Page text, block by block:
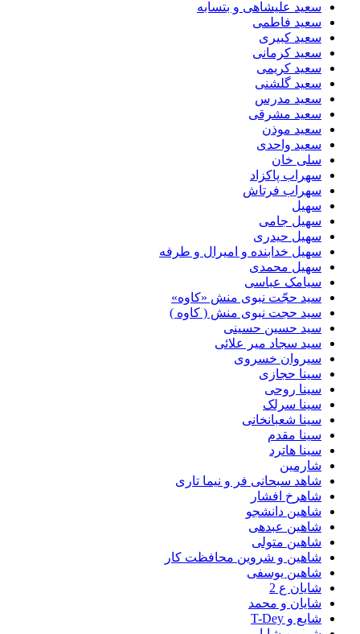
سعید علیشاهی و بتسابه
سعید فاطمی
سعید کبیری
سعید کرمانی
سعید کریمی
سعید گلشنی
سعید مدرس
سعید مشرقی
سعید موذن
سعید واحدی
سلی خان
سهراب پاکزاد
سهراب فرتاش
سهیل
سهیل جامی
سهیل حیدری
سهیل خدابنده و امیرال و طرفه
سهیل محمدی
سیامک عباسی
سید حجّت نبوی منش «کاوه»
سید حجت نبوی منش ( کاوه )
سید حسین حسینى
سید سجاد میر علائی
سیروان خسروی
سینا حجازی
سینا روحی
سینا سرلک
سینا شعبانخانی
سینا مقدم
سینا هاترد
شارمین
شاهد سبحانی فر و نیما تاری
شاهرخ افشار
شاهین دانشجو
شاهین عبدهی
شاهین متولی
شاهین و شروین محافظت کار
شاهین یوسفی
شایان ع 2
شایان و محمد
شایع و T-Dey